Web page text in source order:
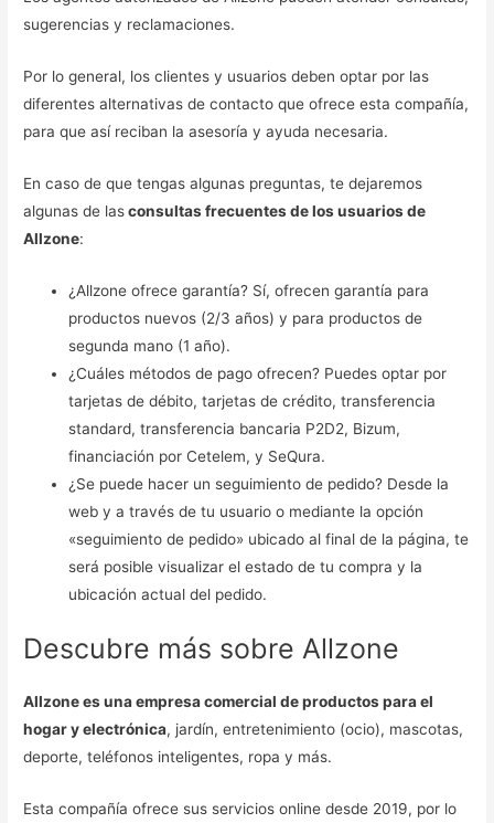
sugerencias y reclamaciones.
Por lo general, los clientes y usuarios deben optar por las
diferentes alternativas de contacto que ofrece esta compañía,
para que así reciban la asesoría y ayuda necesaria.
En caso de que tengas algunas preguntas, te dejaremos
algunas de lasconsultas frecuentes de los usuarios de
Allzone:
¿Allzone ofrece garantía? Sí, ofrecen garantía para
productos nuevos (2/3 años) y para productos de
segunda mano (1 año).
¿Cuáles métodos de pago ofrecen? Puedes optar por
tarjetas de débito, tarjetas de crédito, transferencia
standard, transferencia bancaria P2D2, Bizum,
financiación por Cetelem, y SeQura.
¿Se puede hacer un seguimiento de pedido? Desde la
web y a través de tu usuario o mediante la opción
«seguimiento de pedido» ubicado al final de la página, te
será posible visualizar el estado de tu compra y la
ubicación actual del pedido.
Descubre más sobre Allzone
Allzone es una empresa comercial de productos para el
hogar y electrónica, jardín, entretenimiento (ocio), mascotas,
deporte, teléfonos inteligentes, ropa y más.
Esta compañía ofrece sus servicios online desde 2019, por lo